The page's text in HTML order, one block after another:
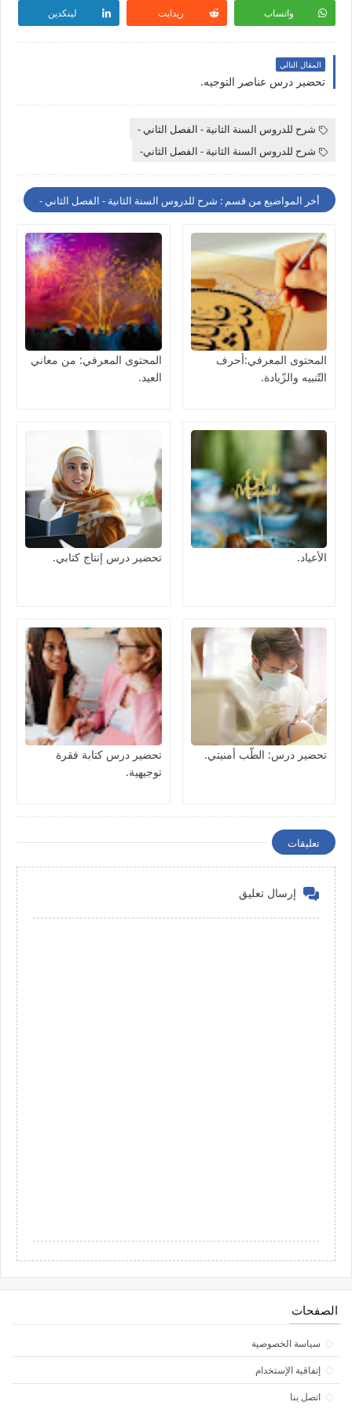
واتساب ريدايت لينكدين
المقال التالي
تحضير درس عناصر التوجيه.
شرح للدروس السنة الثانية - الفصل الثاني -
شرح للدروس السنة الثانية - الفصل الثاني-
أخر المواضيع من قسم : شرح للدروس السنة الثانية - الفصل الثاني -
المحتوى المعرفي:أحرف
التّنبيه والزّيادة.
المحتوى المعرفي: من معاني
العيد.
الأعياد. تحضير درس إنتاج كتابي.
تحضير درس: الطّب أمنيتي.
تحضير درس كتابة فقرة
توجيهية.
تعليقات
إرسال تعليق
الصفحات
سياسة الخصوصية
إتفاقية الإستخدام
اتصل بنا